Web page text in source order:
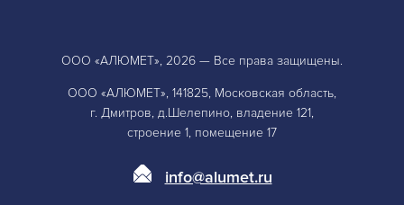
ООО «АЛЮМЕТ», 2026 — Все права защищены.
ООО «АЛЮМЕТ», 141825, Московская область,
г. Дмитров, д.Шелепино, владение 121,
строение 1, помещение 17
info@alumet.ru